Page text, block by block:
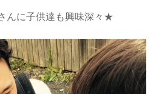
んに子供達も興味深々★